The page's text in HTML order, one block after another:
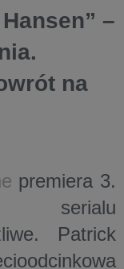
–
na
premiera 3.
serialu
Patrick